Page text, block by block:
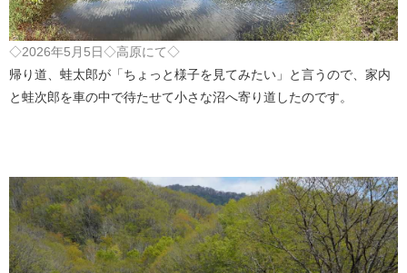
◇2026年5月5日◇高原にて◇
帰り道、蛙太郎が「ちょっと様子を見てみたい」と言うので、家内
と蛙次郎を車の中で待たせて小さな沼へ寄り道したのです。